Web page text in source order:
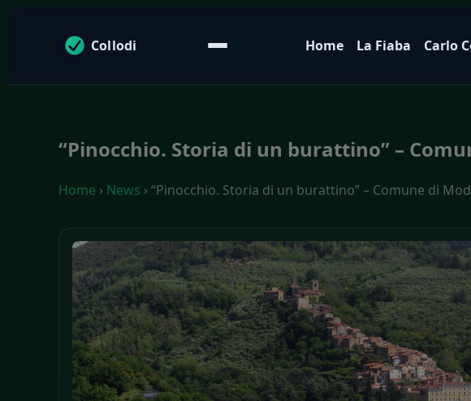
Collodi Home La Fiaba Carlo
“Pinocchio. Storia di un burattino” –
Home › News › “Pinocchio. Storia di un burattino” – Comune di